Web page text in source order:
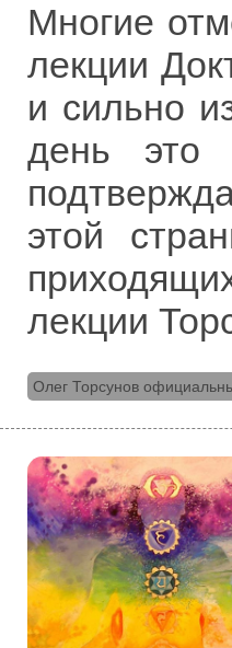
Многие
лекции
и сильно
день это
этой
лекции
Олег Торсунов